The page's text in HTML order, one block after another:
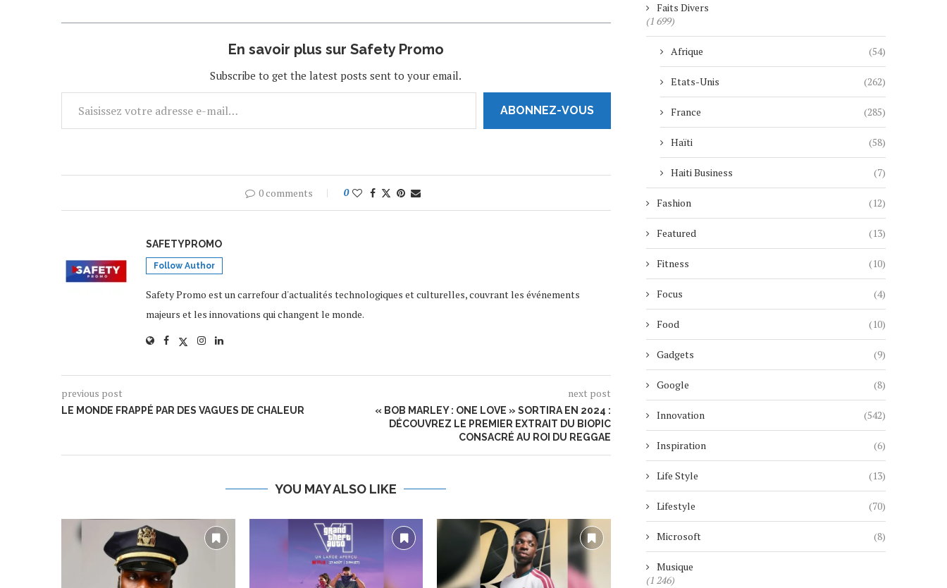
En savoir plus sur Safety Promo
Subscribe to get the latest posts sent to your email.
ABONNEZ-VOUS
0 comments 0
SAFETYPROMO
Follow Author
Safety Promo est un carrefour d'actualités technologiques et culturelles, couvrant les événements
majeurs et les innovations qui changent le monde.
previous post
LE MONDE FRAPPÉ PAR DES VAGUES DE CHALEUR
next post
« BOB MARLEY : ONE LOVE » SORTIRA EN 2024 :
DÉCOUVREZ LE PREMIER EXTRAIT DU BIOPIC
CONSACRÉ AU ROI DU REGGAE
YOU MAY ALSO LIKE
Faits Divers
(1 699)
Afrique (54)
Etats-Unis (262)
France (285)
Haïti (58)
Haiti Business (7)
Fashion (12)
Featured (13)
Fitness (10)
Focus (4)
Food (10)
Gadgets (9)
Google (8)
Innovation (542)
Inspiration (6)
Life Style (13)
Lifestyle (70)
Microsoft (8)
Musique
(1 246)